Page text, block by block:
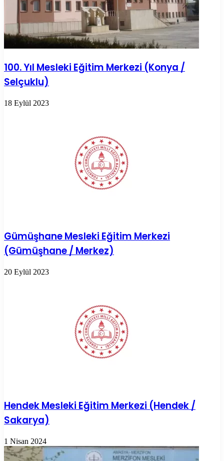
100. Yıl Mesleki Eğitim Merkezi (Konya /
Selçuklu)
18 Eylül 2023
Gümüşhane Mesleki Eğitim Merkezi
(Gümüşhane / Merkez)
20 Eylül 2023
Hendek Mesleki Eğitim Merkezi (Hendek /
Sakarya)
1 Nisan 2024